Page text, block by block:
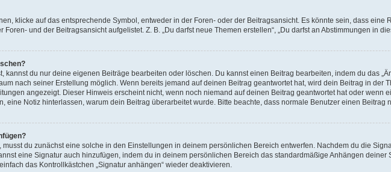
klicke auf das entsprechende Symbol, entweder in der Foren- oder der Beitragsansicht. Es könnte sein, dass
und der Beitragsansicht aufgelistet. Z. B. „Du darfst neue Themen erstellen“, „Du darfst an Abstimmungen in
kannst du nur deine eigenen Beiträge bearbeiten oder löschen. Du kannst einen Beitrag bearbeiten, indem du das
nach seiner Erstellung möglich. Wenn bereits jemand auf deinen Beitrag geantwortet hat, wird dein Beitrag in der
angezeigt. Dieser Hinweis erscheint nicht, wenn noch niemand auf deinen Beitrag geantwortet hat oder wenn
eine Notiz hinterlassen, warum dein Beitrag überarbeitet wurde. Bitte beachte, dass normale Benutzer einen
du zunächst eine solche in den Einstellungen in deinem persönlichen Bereich entwerfen. Nachdem du die
eine Signatur auch hinzufügen, indem du in deinem persönlichen Bereich das standardmäßige Anhängen
das Kontrollkästchen „Signatur anhängen“ wieder deaktivieren.